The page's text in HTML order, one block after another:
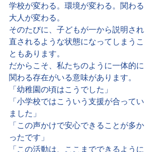
学校が変わる。環境が変わる。関わる
大人が変わる。
そのたびに、子どもが一から説明され
直されるような状態になってしまうこ
ともあります。
だからこそ、私たちのように一体的に
関わる存在がいる意味があります。
「幼稚園の頃はこうでした」
「小学校ではこういう支援が合ってい
ました」
「この声かけで安心できることが多か
ったです」
「この活動は、ここまでできるように